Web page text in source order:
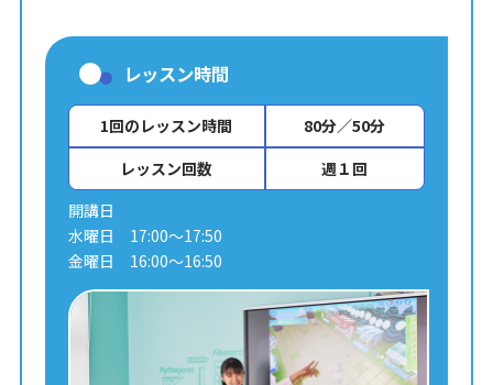
レッスン時間
1回のレッスン時間
80分／50分
レッスン回数
週１回
開講日
水曜日 17:00～17:50
金曜日 16:00～16:50